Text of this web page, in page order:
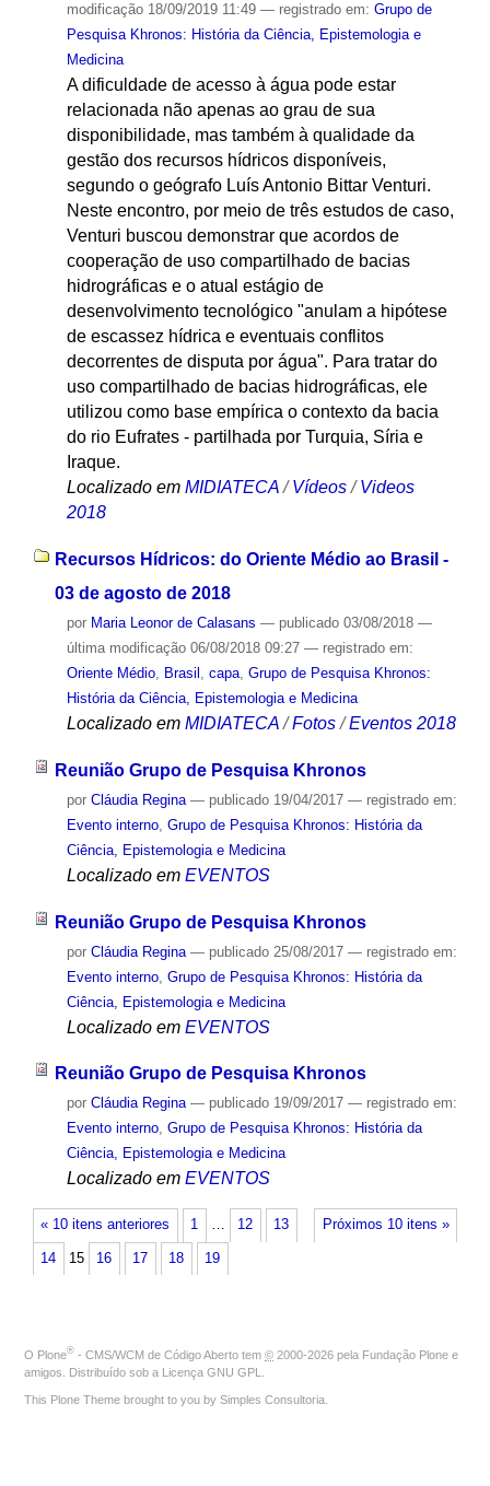
modificação18/09/2019 11:49 — registrado em: Grupo de
Pesquisa Khronos: História da Ciência, Epistemologia e
Medicina
A dificuldade de acesso à água pode estar
relacionada não apenas ao grau de sua
disponibilidade, mas também à qualidade da
gestão dos recursos hídricos disponíveis,
segundo o geógrafo Luís Antonio Bittar Venturi.
Neste encontro, por meio de três estudos de caso,
Venturi buscou demonstrar que acordos de
cooperação de uso compartilhado de bacias
hidrográficas e o atual estágio de
desenvolvimento tecnológico "anulam a hipótese
de escassez hídrica e eventuais conflitos
decorrentes de disputa por água". Para tratar do
uso compartilhado de bacias hidrográficas, ele
utilizou como base empírica o contexto da bacia
do rio Eufrates - partilhada por Turquia, Síria e
Iraque.
Localizado em MIDIATECA / Vídeos / Videos
2018
Recursos Hídricos: do Oriente Médio ao Brasil -
03 de agosto de 2018
por Maria Leonor de Calasans — publicado03/08/2018 —
última modificação06/08/2018 09:27 — registrado em:
Oriente Médio, Brasil , capa, Grupo de Pesquisa Khronos:
História da Ciência, Epistemologia e Medicina
Localizado em MIDIATECA /Fotos /Eventos 2018
Reunião Grupo de Pesquisa Khronos
por Cláudia Regina — publicado19/04/2017 — registrado em:
Evento interno, Grupo de Pesquisa Khronos: História da
Ciência, Epistemologia e Medicina
Localizado em EVENTOS
Reunião Grupo de Pesquisa Khronos
por Cláudia Regina — publicado25/08/2017 — registrado em:
Evento interno, Grupo de Pesquisa Khronos: História da
Ciência, Epistemologia e Medicina
Localizado em EVENTOS
Reunião Grupo de Pesquisa Khronos
por Cláudia Regina — publicado19/09/2017 — registrado em:
Evento interno, Grupo de Pesquisa Khronos: História da
Ciência, Epistemologia e Medicina
Localizado em EVENTOS
« 10 itens anteriores Próximos 10 itens »
1 … 12 13
14 15 16 17 18 19
O Plone® - CMS/WCM de Código Aberto tem © 2000-2026 pela Fundação Plone e
amigos. Distribuído sob a Licença GNU GPL
This Plone Theme brought to you by Simples Consultoria